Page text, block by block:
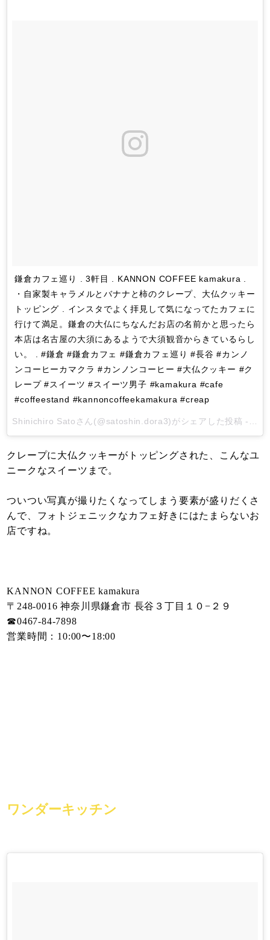
鎌倉カフェ巡り . 3軒目 . KANNON COFFEE kamakura .
・自家製キャラメルとバナナと柿のクレープ、大仏クッキー
トッピング . インスタでよく拝見して気になってたカフェに
行けて満足。鎌倉の大仏にちなんだお店の名前かと思ったら
本店は名古屋の大須にあるようで大須観音からきているらし
い。 . #鎌倉 #鎌倉カフェ #鎌倉カフェ巡り #長谷 #カンノ
ンコーヒーカマクラ #カンノンコーヒー #大仏クッキー #ク
レープ #スイーツ #スイーツ男子 #kamakura #cafe
#coffeestand #kannoncoffeekamakura #creap
Shinichiro Sato さん(@satoshin.dora3)がシェアした投稿 - 11
クレープに大仏クッキーがトッピングされた、こんなユ
ニークなスイーツまで。
ついつい写真が撮りたくなってしまう要素が盛りだくさ
んで、フォトジェニックなカフェ好きにはたまらないお
店ですね。
KANNON COFFEE kamakura
〒248-0016 神奈川県鎌倉市 長谷３丁目１０−２９
☎︎0467-84-7898
営業時間：10:00〜18:00
ワンダーキッチン